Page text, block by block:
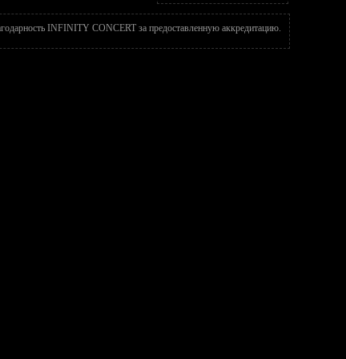
INFINITY CONCERT за предоставленную аккредитацию.